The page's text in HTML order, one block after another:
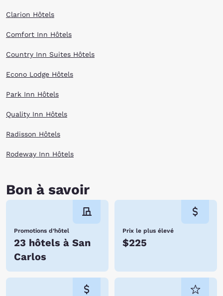
Clarion Hôtels
Comfort Inn Hôtels
Country Inn Suites Hôtels
Econo Lodge Hôtels
Park Inn Hôtels
Quality Inn Hôtels
Radisson Hôtels
Rodeway Inn Hôtels
Bon à savoir
Promotions d’hôtel
23 hôtels à San
Carlos
Prix le plus élevé
$225